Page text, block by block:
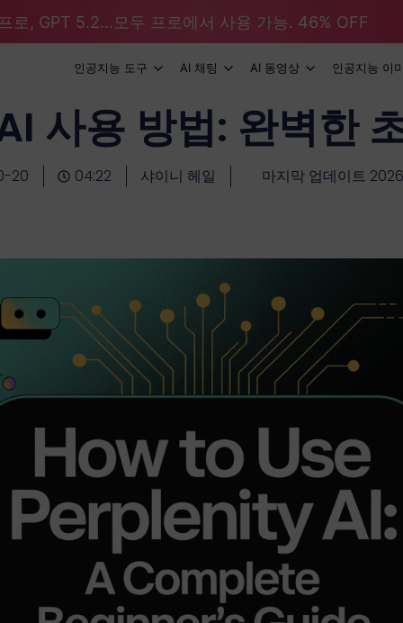
로, GPT 5.2...모두 프로에서 사용 가능. 46% OFF
인공지능 도구 AI 채팅 AI 동영상 인공지능 이
사용 방법: 완벽한
20 04:22 샤이니 헤일 마지막 업데이트